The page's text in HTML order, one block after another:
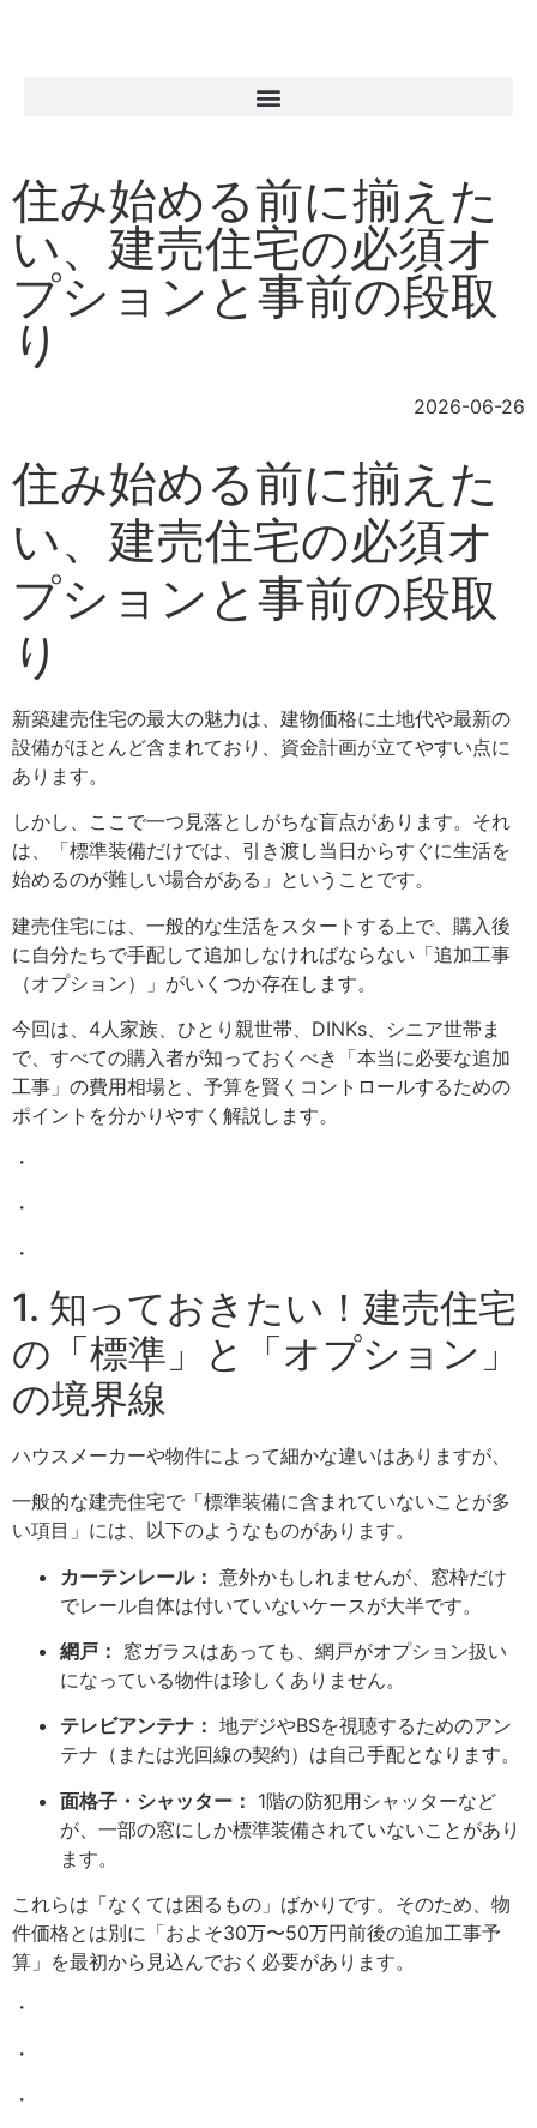
住み始める前に揃えた
い、建売住宅の必須オ
プションと事前の段取
り
2026-06-26
住み始める前に揃えた
い、建売住宅の必須オ
プションと事前の段取
り
新築建売住宅の最大の魅力は、建物価格に土地代や最新の
設備がほとんど含まれており、資金計画が立てやすい点に
あります。
しかし、ここで一つ見落としがちな盲点があります。それ
は、「標準装備だけでは、引き渡し当日からすぐに生活を
始めるのが難しい場合がある」ということです。
建売住宅には、一般的な生活をスタートする上で、購入後
に自分たちで手配して追加しなければならない「追加工事
（オプション）」がいくつか存在します。
今回は、4人家族、ひとり親世帯、DINKs、シニア世帯ま
で、すべての購入者が知っておくべき「本当に必要な追加
工事」の費用相場と、予算を賢くコントロールするための
ポイントを分かりやすく解説します。
・
・
・
1. 知っておきたい！建売住宅
の「標準」と「オプション」
の境界線
ハウスメーカーや物件によって細かな違いはありますが、
一般的な建売住宅で「標準装備に含まれていないことが多
い項目」には、以下のようなものがあります。
カーテンレール： 意外かもしれませんが、窓枠だけ
でレール自体は付いていないケースが大半です。
網戸： 窓ガラスはあっても、網戸がオプション扱い
になっている物件は珍しくありません。
テレビアンテナ： 地デジやBSを視聴するためのアン
テナ（または光回線の契約）は自己手配となります。
面格子・シャッター： 1階の防犯用シャッターなど
が、一部の窓にしか標準装備されていないことがあり
ます。
これらは「なくては困るもの」ばかりです。そのため、物
件価格とは別に「およそ30万〜50万円前後の追加工事予
算」を最初から見込んでおく必要があります。
・
・
・